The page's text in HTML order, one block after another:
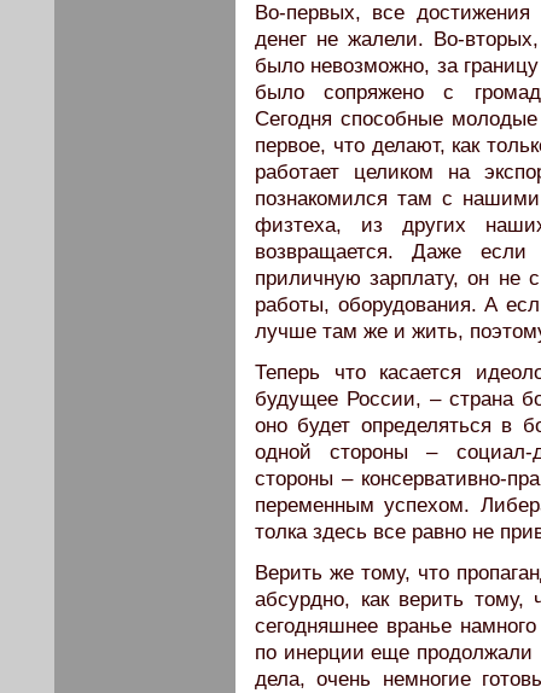
Во-первых, все
денег не жалели. Во-
было невозможно, за
было сопряжено с
Сегодня способные
первое, что делают, как
работает целиком на
познакомился там с
физтеха, из других
возвращается. Даже
приличную зарплату, он не
работы, оборудования. А
лучше там же и жить,
Теперь что касается
будущее России, – страна
оно будет определяться в
одной стороны – социал-
стороны – консервативно-
переменным успехом.
толка здесь все равно не
Верить же тому, что
абсурдно, как верить тому,
сегодняшнее вранье
по инерции еще продолжали
дела, очень немногие